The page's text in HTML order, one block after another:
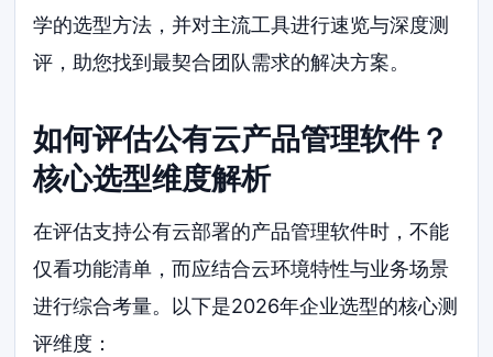
学的选型方法，并对主流工具进行速览与深度测
评，助您找到最契合团队需求的解决方案。
如何评估公有云产品管理软件？
核心选型维度解析
在评估支持公有云部署的产品管理软件时，不能
仅看功能清单，而应结合云环境特性与业务场景
进行综合考量。以下是2026年企业选型的核心测
评维度：